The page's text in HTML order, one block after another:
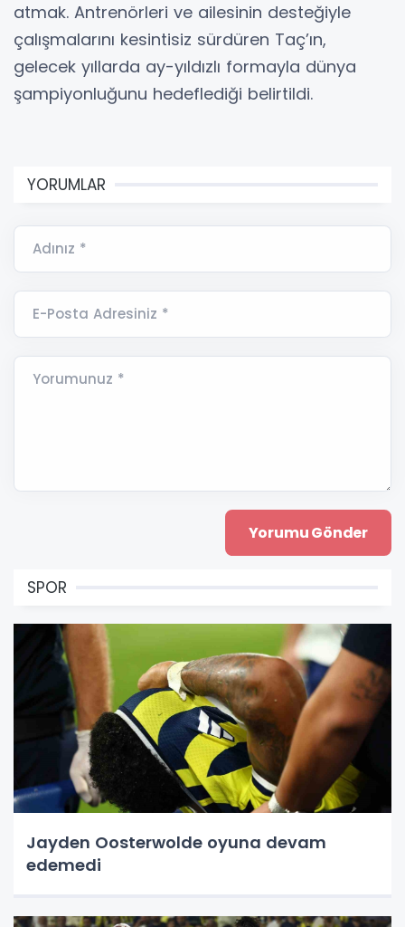
atmak. Antrenörleri ve ailesinin desteğiyle
çalışmalarını kesintisiz sürdüren Taç’ın,
gelecek yıllarda ay-yıldızlı formayla dünya
şampiyonluğunu hedeflediği belirtildi.
YORUMLAR
Adınız *
E-Posta Adresiniz *
Yorumunuz *
SPOR
Jayden Oosterwolde oyuna devam
edemedi